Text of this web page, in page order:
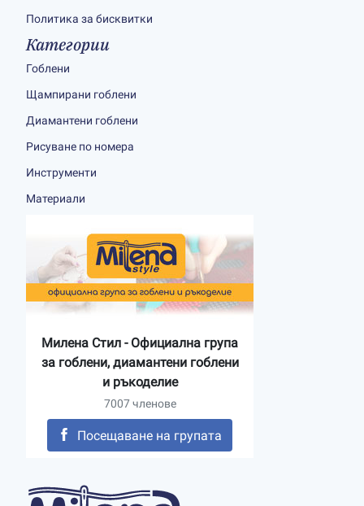
Политика за бисквитки
Категории
Гоблени
Щампирани гоблени
Диамантени гоблени
Рисуване по номера
Инструменти
Материали
Милена Стил - Официална група
за гоблени, диамантени гоблени
и ръкоделие
7007 членове
Посещаване на групата